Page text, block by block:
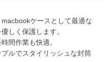
ケースとして最適な
しく保護します。
間作業も快適。
ルでスタイリッシュな封筒